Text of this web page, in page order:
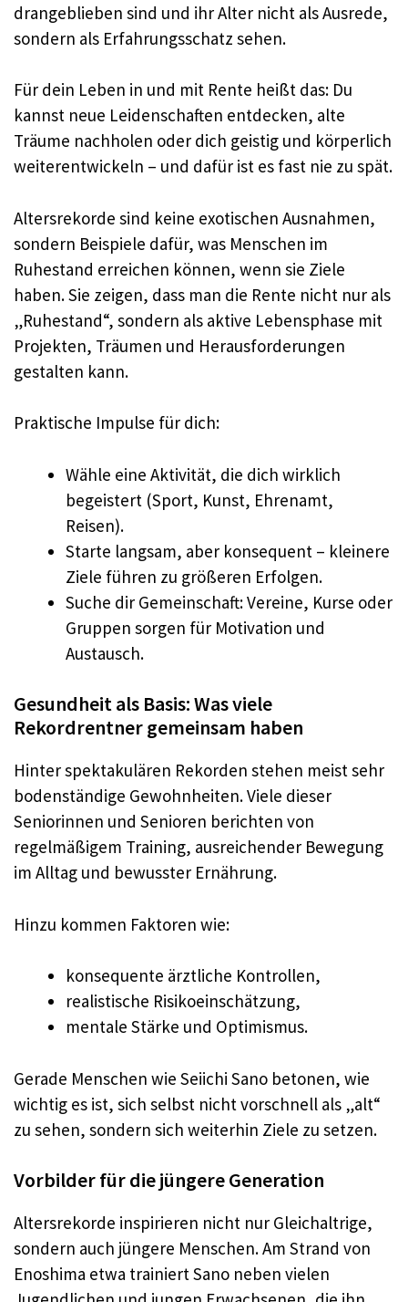
drangeblieben sind und ihr Alter nicht als Ausrede,
sondern als Erfahrungsschatz sehen.
Für dein Leben in und mit Rente heißt das: Du
kannst neue Leidenschaften entdecken, alte
Träume nachholen oder dich geistig und körperlich
weiterentwickeln – und dafür ist es fast nie zu spät.
Altersrekorde sind keine exotischen Ausnahmen,
sondern Beispiele dafür, was Menschen im
Ruhestand erreichen können, wenn sie Ziele
haben. Sie zeigen, dass man die Rente nicht nur als
„Ruhestand“, sondern als aktive Lebensphase mit
Projekten, Träumen und Herausforderungen
gestalten kann.
Praktische Impulse für dich:
Wähle eine Aktivität, die dich wirklich
begeistert (Sport, Kunst, Ehrenamt,
Reisen).
Starte langsam, aber konsequent – kleinere
Ziele führen zu größeren Erfolgen.
Suche dir Gemeinschaft: Vereine, Kurse oder
Gruppen sorgen für Motivation und
Austausch.
Gesundheit als Basis: Was viele
Rekordrentner gemeinsam haben
Hinter spektakulären Rekorden stehen meist sehr
bodenständige Gewohnheiten. Viele dieser
Seniorinnen und Senioren berichten von
regelmäßigem Training, ausreichender Bewegung
im Alltag und bewusster Ernährung.
Hinzu kommen Faktoren wie:
konsequente ärztliche Kontrollen,
realistische Risikoeinschätzung,
mentale Stärke und Optimismus.
Gerade Menschen wie Seiichi Sano betonen, wie
wichtig es ist, sich selbst nicht vorschnell als „alt“
zu sehen, sondern sich weiterhin Ziele zu setzen.
Vorbilder für die jüngere Generation
Altersrekorde inspirieren nicht nur Gleichaltrige,
sondern auch jüngere Menschen. Am Strand von
Enoshima etwa trainiert Sano neben vielen